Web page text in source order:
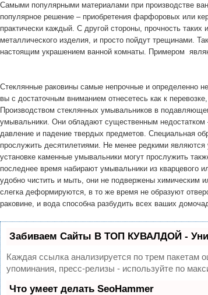
Самыми популярными материалами при производстве
популярное решение – приобретения фарфоровых или
практически каждый. С другой стороны, прочность
металлического изделия, и просто пойдут трещинами.
настоящим украшением ванной комнаты. Примером
Стеклянные раковины самые непрочные и определенно
вы с достаточным вниманием отнесетесь как к
Производством стеклянных умывальников в
умывальники. Они обладают существенным недостатком
давление и падение твердых предметов. Специальная
прослужить десятилетиями. Не менее редкими
установке каменные умывальники могут прослужить
последнее время набирают умывальники из кварцевого
удобно чистить и мыть, они не подвержены химическим
слегка деформируются, в то же время не образуют
раковине, и вода способна разбудить всех ваших
Забиваем Сайты В ТОП КУВАЛДОЙ -
Каждая ссылка анализируется по трем пакетам
упоминания, пресс-релизы - используйте по
Что умеет делать SeoHammer